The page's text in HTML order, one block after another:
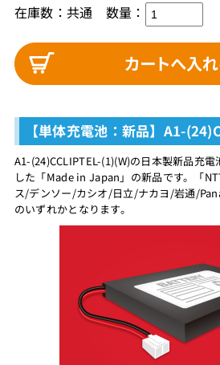
在庫数：共通 数量：
【単体充電池：新品】A1-
A1-(24)CCLIPTEL-(1)(W)の日本製新品充
した「Made in Japan」の新品です。「
ス/デンソー/カシオ/日立/ナカヨ/岩通/
のいずれかとなります。